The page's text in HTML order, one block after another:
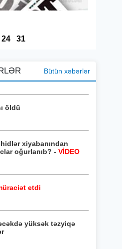
24 31
Bütün xəbərlər
öldü
xiyabanından
oğurlanıb? - VİDEO
etdi
yüksək təzyiqə